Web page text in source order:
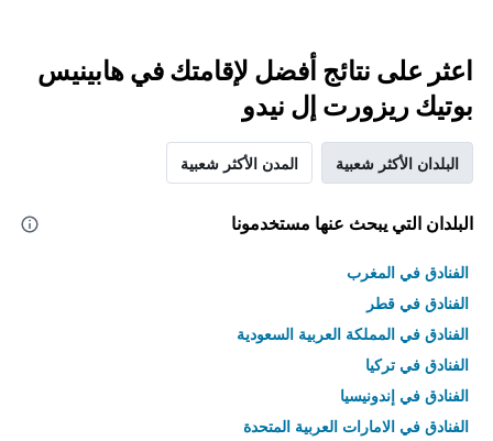
اعثر على نتائج أفضل لإقامتك في هابينيس
بوتيك ريزورت إل نيدو
البلدان الأكثر شعبية المدن الأكثر شعبية
البلدان التي يبحث عنها مستخدمونا
الفنادق في المغرب
الفنادق في قطر
الفنادق في المملكة العربية السعودية
الفنادق في تركيا
الفنادق في إندونيسيا
الفنادق في الامارات العربية المتحدة